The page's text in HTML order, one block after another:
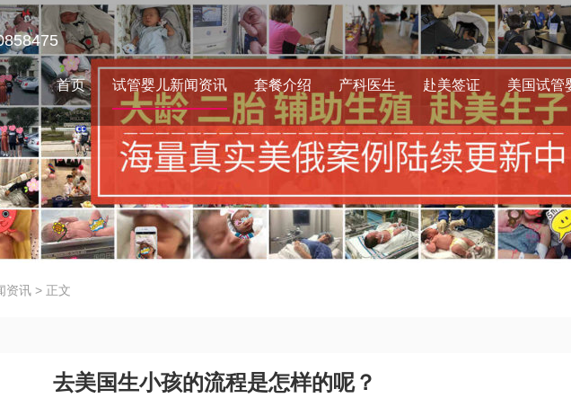
首页 试管婴儿新闻资讯 套餐介绍 产科医生 赴美签证 美国试管
资讯 > 正文
去美国生小孩的流程是怎样的呢？